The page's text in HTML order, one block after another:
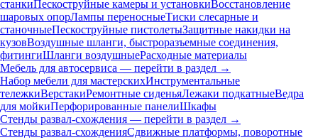
станкиПескоструйные камеры и установкиВосстановление
шаровых опорЛампы переносныеТиски слесарные и
станочныеПескоструйные пистолетыЗащитные накидки на
кузовВоздушные шланги, быстроразъемные соединения,
фитингиШланги воздушныеРасходные материалы
Мебель для автосервиса — перейти в раздел →
Набор мебели для мастерскихИнструментальные
тележкиВерстакиРемонтные сиденьяЛежаки подкатныеВедра
для мойкиПерфорированные панелиШкафы
Стенды развал-схождения — перейти в раздел →
Стенды развал-схожденияСдвижные платформы, поворотные